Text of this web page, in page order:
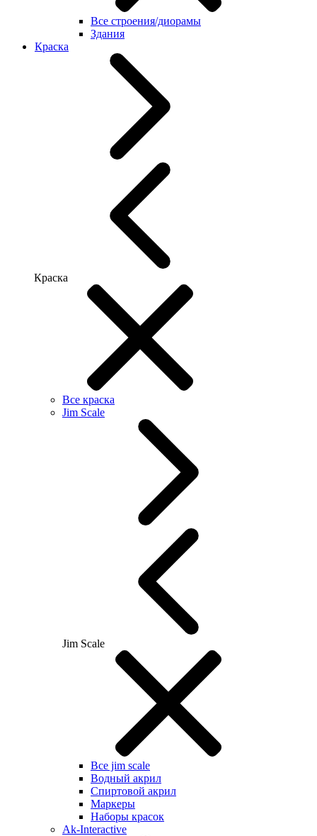
Все строения/диорамы
Здания
Краска
Краска
Все краска
Jim Scale
Jim Scale
Все jim scale
Водный акрил
Спиртовой акрил
Маркеры
Наборы красок
Ak-Interactive